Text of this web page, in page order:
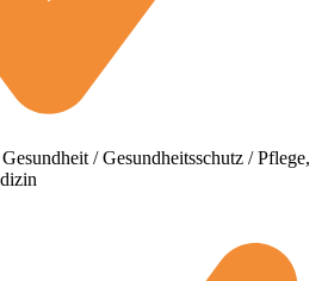
/ Gesundheitsschutz / Pflege,